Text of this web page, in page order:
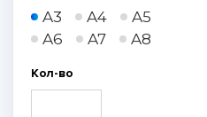
A3 A4
A5
A6
A7 A8
Кол-во